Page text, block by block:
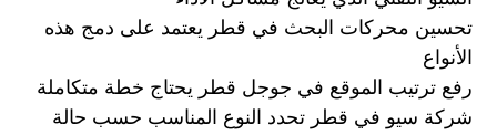
تحسين محركات البحث في قطر يعتمد على دمج هذه
الأنواع
رفع ترتيب الموقع في جوجل قطر يحتاج خطة متكاملة
شركة سيو في قطر تحدد النوع المناسب حسب حالة